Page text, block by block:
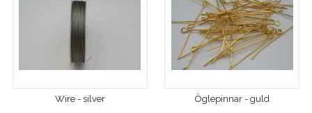
Wire - silver Öglepinnar - guld